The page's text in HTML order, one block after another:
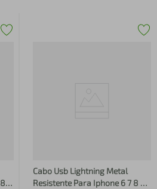
X
Cabo Usb Lightning Metal
Resistente Para Iphone 6 7 8 X